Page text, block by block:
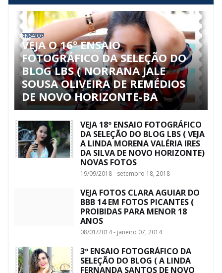
ENSAIOS
VEJA O 16º ENSAIO
FOTOGRÁFICO DA SELEÇÃO DO
BLOG LBS ( NORRANA JALE
SOUSA OLIVEIRA DE REMÉDIOS
DE NOVO HORIZONTE-BA
VEJA 18º ENSAIO FOTOGRÁFICO
DA SELEÇÃO DO BLOG LBS ( VEJA
A LINDA MORENA VALÉRIA IRES
DA SILVA DE NOVO HORIZONTE)
NOVAS FOTOS
19/09/2018 - setembro 18, 2018
VEJA FOTOS CLARA AGUIAR DO
BBB 14 EM FOTOS PICANTES (
PROIBIDAS PARA MENOR 18
ANOS
08/01/2014 - janeiro 07, 2014
3º ENSAIO FOTOGRÁFICO DA
SELEÇÃO DO BLOG ( A LINDA
FERNANDA SANTOS DE NOVO